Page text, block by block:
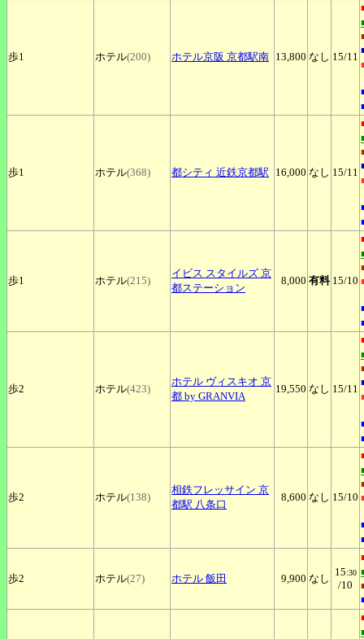
歩1 ホテル(200) ホテル京阪 京都駅南 13,800 なし 15/11
歩1 ホテル(368) 都シティ 近鉄京都駅 16,000 なし 15/11
歩1 ホテル(215)
イビス スタイルズ 京
都ステーション
8,000 有料 15/10
歩2 ホテル(423)
ホテル ヴィスキオ 京
都 by GRANVIA
19,550 なし 15/11
歩2 ホテル(138)
相鉄フレッサイン 京
都駅 八条口
8,600 なし 15/10
歩2 ホテル(27) ホテル 飯田 9,900 なし
15:30
/10